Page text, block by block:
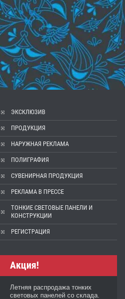
ЭКСКЛЮЗИВ
ПРОДУКЦИЯ
НАРУЖНАЯ РЕКЛАМА
ПОЛИГРАФИЯ
СУВЕНИРНАЯ ПРОДУКЦИЯ
РЕКЛАМА В ПРЕССЕ
ТОНКИЕ СВЕТОВЫЕ ПАНЕЛИ И
КОНСТРУКЦИИ
РЕГИСТРАЦИЯ
Акция!
Летняя распродажа тонких
световых панелей со склада.